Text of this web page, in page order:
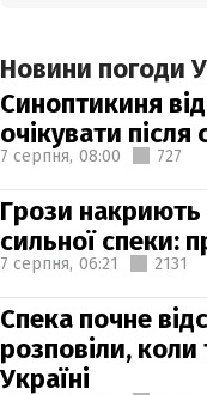
Новини погоди
Синоптикиня
очікувати після
7 серпня, 08:00 727
Грози накриють
сильної спеки:
7 серпня, 06:21 2131
Спека почне
розповіли, коли
Україні